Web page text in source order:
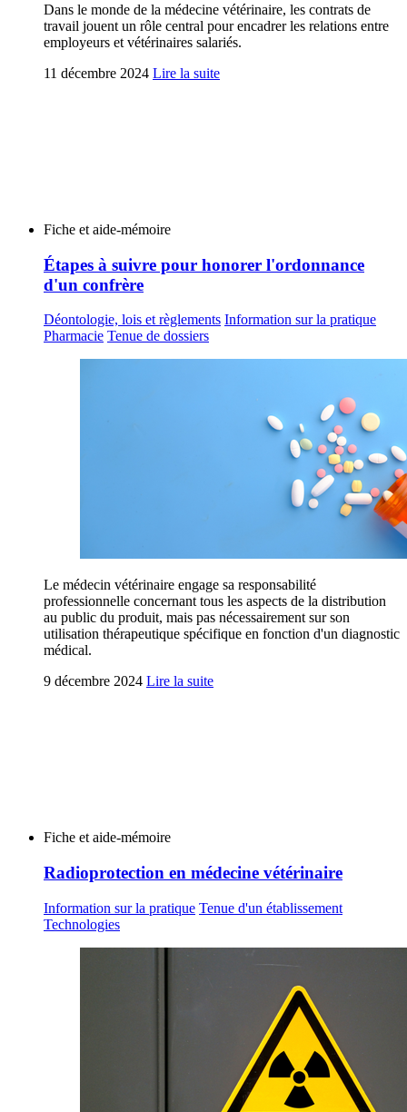
Dans le monde de la médecine vétérinaire, les contrats de
travail jouent un rôle central pour encadrer les relations entre
employeurs et vétérinaires salariés.
11 décembre 2024 Lire la suite
Fiche et aide-mémoire
Étapes à suivre pour honorer l'ordonnance
d'un confrère
Déontologie, lois et règlements Information sur la pratique
Pharmacie Tenue de dossiers
Le médecin vétérinaire engage sa responsabilité
professionnelle concernant tous les aspects de la distribution
au public du produit, mais pas nécessairement sur son
utilisation thérapeutique spécifique en fonction d'un diagnostic
médical.
9 décembre 2024 Lire la suite
Fiche et aide-mémoire
Radioprotection en médecine vétérinaire
Information sur la pratique Tenue d'un établissement
Technologies